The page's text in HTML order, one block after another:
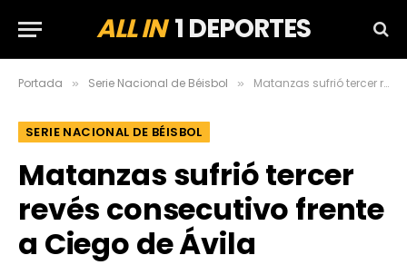
ALL IN1 DEPORTES
Portada » Serie Nacional de Béisbol » Matanzas sufrió tercer revés consecutivo frente a Ciego de Ávila
SERIE NACIONAL DE BÉISBOL
Matanzas sufrió tercer
revés consecutivo frente
a Ciego de Ávila